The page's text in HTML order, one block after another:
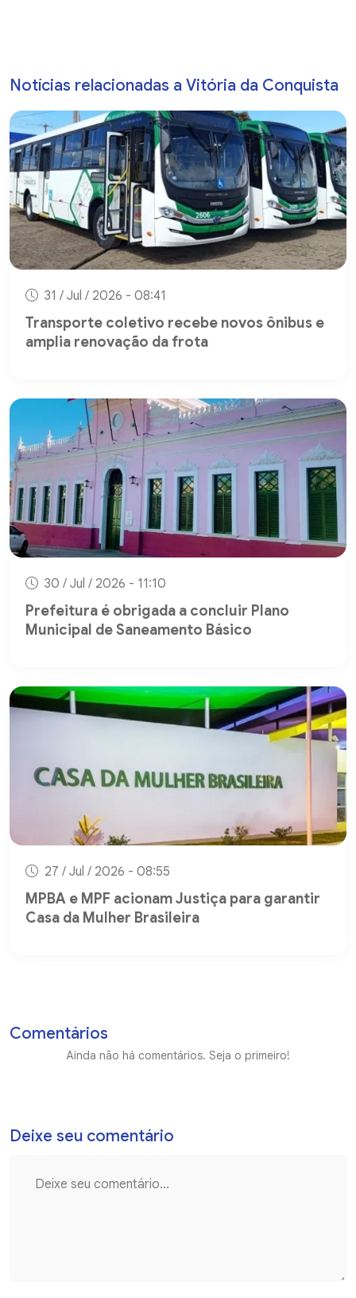
Notícias relacionadas a Vitória da Conquista
31 / Jul / 2026 - 08:41
Transporte coletivo recebe novos ônibus e
amplia renovação da frota
30 / Jul / 2026 - 11:10
Prefeitura é obrigada a concluir Plano
Municipal de Saneamento Básico
27 / Jul / 2026 - 08:55
MPBA e MPF acionam Justiça para garantir
Casa da Mulher Brasileira
Comentários
Ainda não há comentários. Seja o primeiro!
Deixe seu comentário